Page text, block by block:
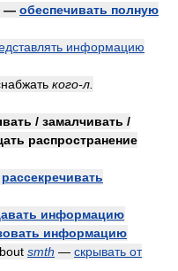
— обеспечивать полную
информацию
кого-л.
/ замалчивать /
распространение
рассекречивать
информацию
информацию
smth — скрывать от